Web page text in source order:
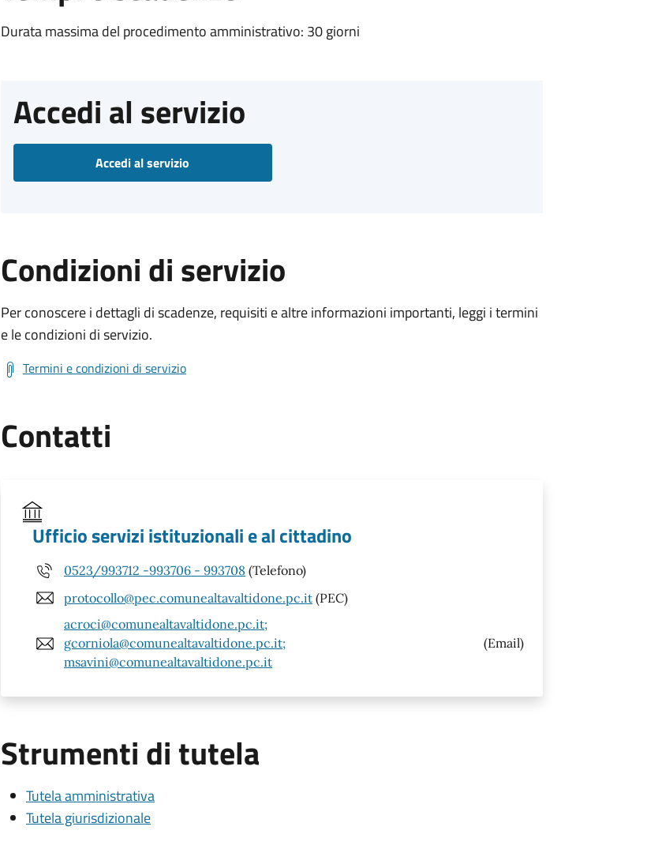
Durata massima del procedimento amministrativo: 30 giorni
Accedi al servizio
Accedi al servizio
Condizioni di servizio
Per conoscere i dettagli di scadenze, requisiti e altre informazioni importanti, leggi i termini
e le condizioni di servizio.
Termini e condizioni di servizio
Contatti
Ufficio servizi istituzionali e al cittadino
0523/993712 -993706 - 993708 (Telefono)
protocollo@pec.comunealtavaltidone.pc.it (PEC)
acroci@comunealtavaltidone.pc.it;
gcorniola@comunealtavaltidone.pc.it;
msavini@comunealtavaltidone.pc.it
(Email)
Strumenti di tutela
Tutela amministrativa
Tutela giurisdizionale